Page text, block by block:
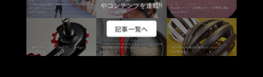
やコンテンツを連載!!
記事一覧へ